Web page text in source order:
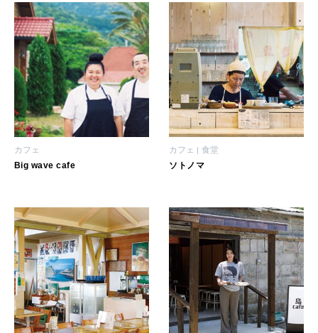
2026年3月号「スイーツ予想図 2026」
2026年2月号「良運を掴む 新・開運術。」
2026年1月号「猫がいれば、幸せ」
2025年12月号「お酒の新常識。」
カフェ
Big wave cafe
カフェ 食堂
ソトノマ